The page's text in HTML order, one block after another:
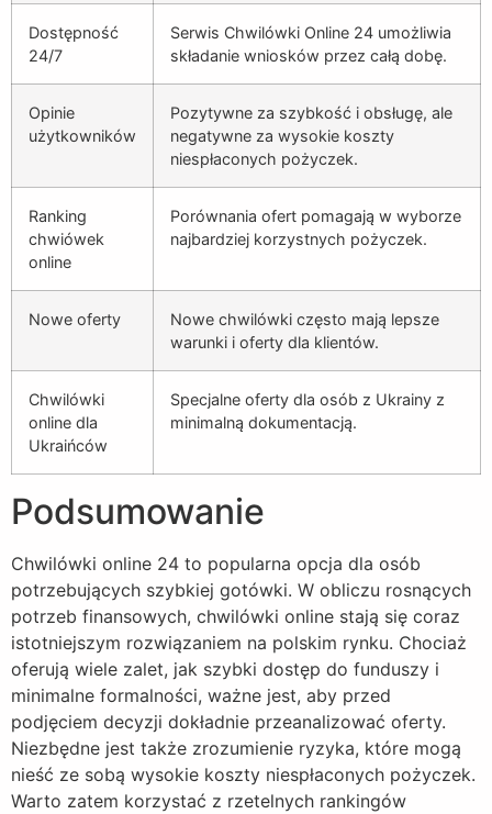
Dostępność
24/7
Serwis Chwilówki Online 24 umożliwia
składanie wniosków przez całą dobę.
Opinie
użytkowników
Pozytywne za szybkość i obsługę, ale
negatywne za wysokie koszty
niespłaconych pożyczek.
Ranking
chwiówek
online
Porównania ofert pomagają w wyborze
najbardziej korzystnych pożyczek.
Nowe oferty
Nowe chwilówki często mają lepsze
warunki i oferty dla klientów.
Chwilówki
online dla
Ukraińców
Specjalne oferty dla osób z Ukrainy z
minimalną dokumentacją.
Podsumowanie
Chwilówki online 24 to popularna opcja dla osób
potrzebujących szybkiej gotówki. W obliczu rosnących
potrzeb finansowych, chwilówki online stają się coraz
istotniejszym rozwiązaniem na polskim rynku. Chociaż
oferują wiele zalet, jak szybki dostęp do funduszy i
minimalne formalności, ważne jest, aby przed
podjęciem decyzji dokładnie przeanalizować oferty.
Niezbędne jest także zrozumienie ryzyka, które mogą
nieść ze sobą wysokie koszty niespłaconych pożyczek.
Warto zatem korzystać z rzetelnych rankingów